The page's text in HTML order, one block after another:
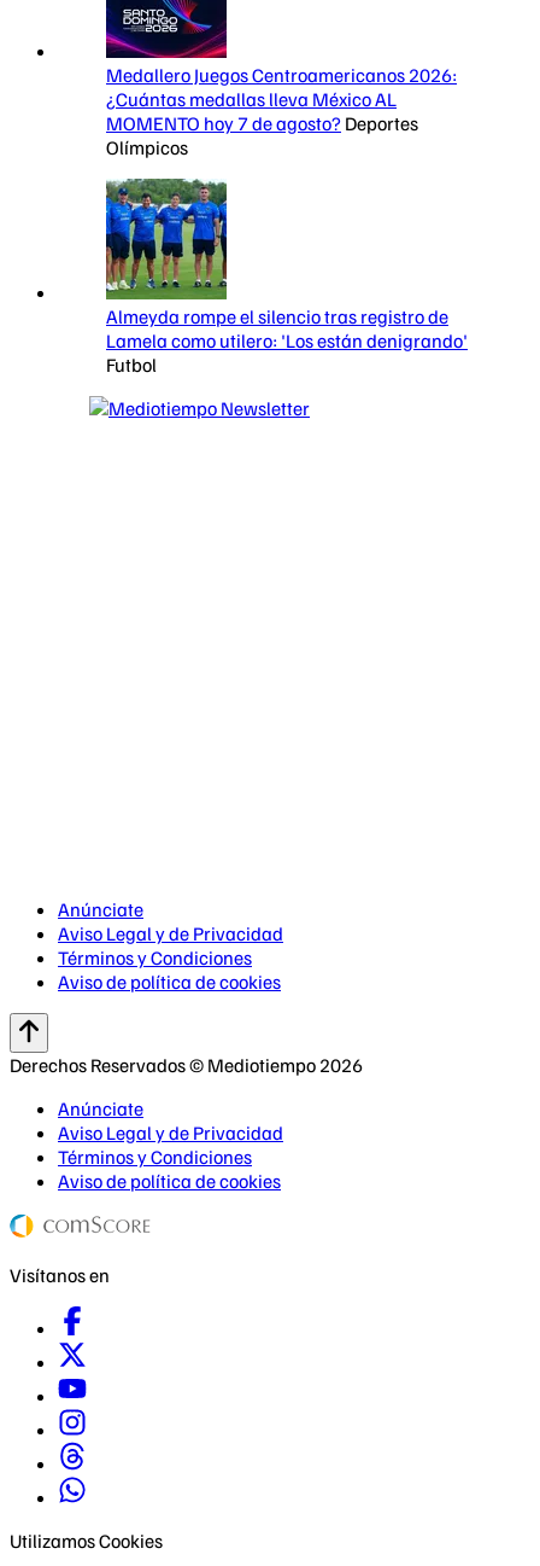
Medallero Juegos Centroamericanos 2026:
¿Cuántas medallas lleva México AL
MOMENTO hoy 7 de agosto? Deportes
Olímpicos
Almeyda rompe el silencio tras registro de
Lamela como utilero: 'Los están denigrando'
Futbol
Anúnciate
Aviso Legal y de Privacidad
Términos y Condiciones
Aviso de política de cookies
Derechos Reservados © Mediotiempo 2026
Anúnciate
Aviso Legal y de Privacidad
Términos y Condiciones
Aviso de política de cookies
Visítanos en
Utilizamos Cookies